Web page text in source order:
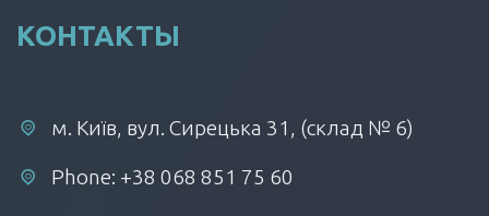
КОНТАКТЫ
м. Київ, вул. Сирецька 31, (склад № 6)
Phone: +38 068 851 75 60